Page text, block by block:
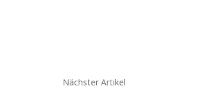
Nächster Artikel